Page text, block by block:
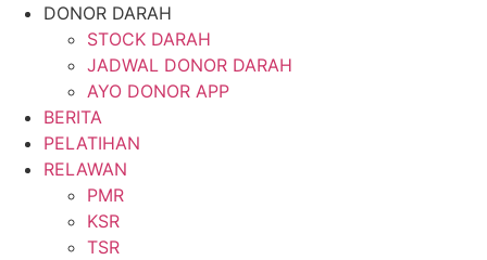
DONOR DARAH
STOCK DARAH
JADWAL DONOR DARAH
AYO DONOR APP
BERITA
PELATIHAN
RELAWAN
PMR
KSR
TSR